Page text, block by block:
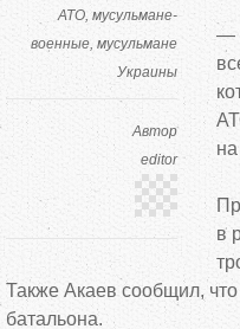
АТО мусульмане-
военные мусульмане
Украины
Автор
editor
—
на
в
Также Акаев сообщил,
батальона.